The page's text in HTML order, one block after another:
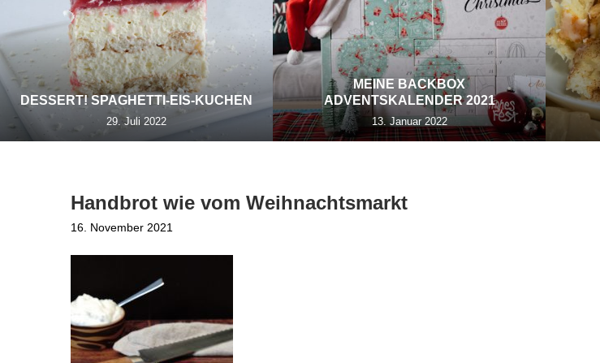
DESSERT! SPAGHETTI-EIS-KUCHEN
29. Juli 2022
MEINE BACKBOX
ADVENTSKALENDER 2021
13. Januar 2022
Handbrot wie vom Weihnachtsmarkt
16. November 2021